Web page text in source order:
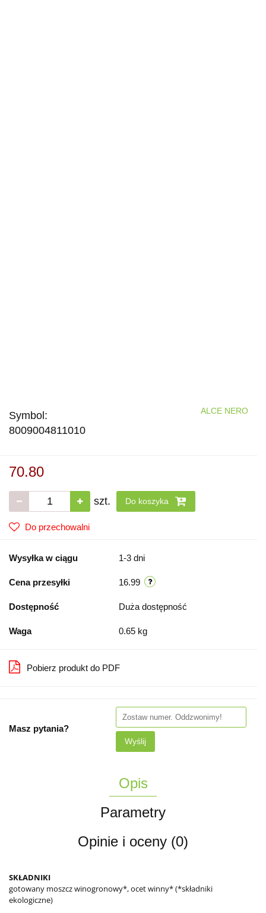
Symbol:
8009004811010
ALCE NERO
70.80
szt. Do koszyka
Do przechowalni
Wysyłka w ciągu 1-3 dni
Cena przesyłki 16.99
Dostępność Duża dostępność
Waga 0.65 kg
Pobierz produkt do PDF
Masz pytania?
Wyślij
Opis
Parametry
Opinie i oceny (0)
SKŁADNIKI
gotowany moszcz winogronowy*, ocet winny* (*składniki
ekologiczne)